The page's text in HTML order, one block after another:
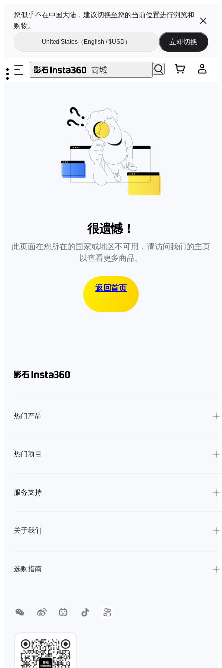
您似乎不在中国大陆，建议切换至您的当前位置进行浏览和
购物。
United States（English / $USD） 立即切换
很遗憾！
此页面在您所在的国家或地区不可用，请访问我们的主页
以查看更多商品。
返回首页
热门产品
热门项目
服务支持
关于我们
选购指南